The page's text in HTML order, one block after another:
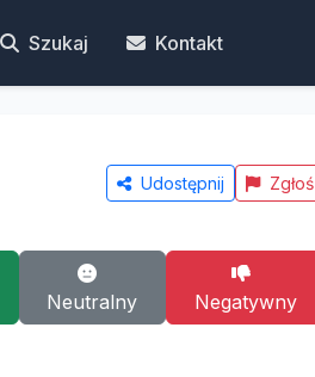
Szukaj Kontakt
Udostępnij Zgłoś
Neutralny Negatywny